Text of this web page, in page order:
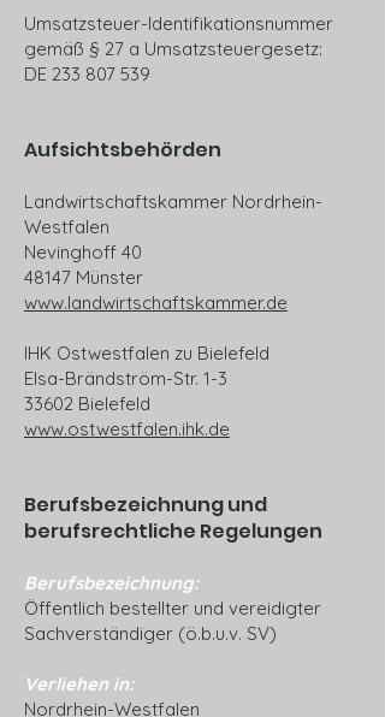
Umsatzsteuer-Identifikationsnummer
gemäß § 27 a Umsatzsteuergesetz:
DE 233 807 539
Aufsichtsbehörden
Landwirtschaftskammer Nordrhein-
Westfalen
Nevinghoff 40
48147 Münster
www.landwirtschaftskammer.de
IHK Ostwestfalen zu Bielefeld
Elsa-Brändström-Str. 1-3
33602 Bielefeld
www.ostwestfalen.ihk.de
Berufsbezeichnung und
berufsrechtliche Regelungen
Berufsbezeichnung:
Öffentlich bestellter und vereidigter
Sachverständiger (ö.b.u.v. SV)
Verliehen in:
Nordrhein-Westfalen